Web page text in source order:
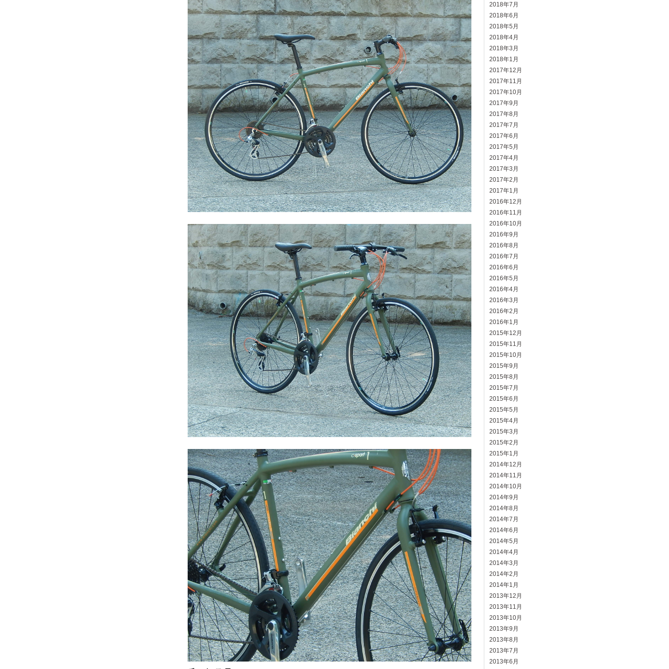
2018年7月
2018年6月
2018年5月
2018年4月
2018年3月
2018年1月
2017年12月
2017年11月
2017年10月
2017年9月
2017年8月
2017年7月
2017年6月
2017年5月
2017年4月
2017年3月
2017年2月
2017年1月
2016年12月
2016年11月
2016年10月
2016年9月
2016年8月
2016年7月
2016年6月
2016年5月
2016年4月
2016年3月
2016年2月
2016年1月
2015年12月
2015年11月
2015年10月
2015年9月
2015年8月
2015年7月
2015年6月
2015年5月
2015年4月
2015年3月
2015年2月
2015年1月
2014年12月
2014年11月
2014年10月
2014年9月
2014年8月
2014年7月
2014年6月
2014年5月
2014年4月
2014年3月
2014年2月
2014年1月
2013年12月
2013年11月
2013年10月
2013年9月
2013年8月
2013年7月
2013年6月